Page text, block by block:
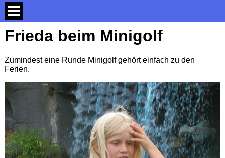
Frieda beim Minigolf
Zumindest eine Runde Minigolf gehört einfach zu den
Ferien.